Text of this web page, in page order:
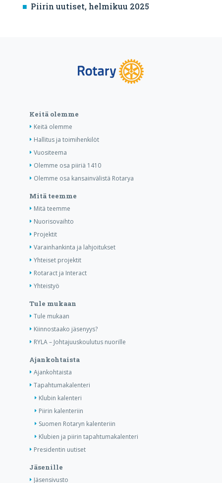
Piirin uutiset, helmikuu 2025
Keitä olemme
Keitä olemme
Hallitus ja toimihenkilöt
Vuositeema
Olemme osa piiriä 1410
Olemme osa kansainvälistä Rotarya
Mitä teemme
Mitä teemme
Nuorisovaihto
Projektit
Varainhankinta ja lahjoitukset
Yhteiset projektit
Rotaract ja Interact
Yhteistyö
Tule mukaan
Tule mukaan
Kiinnostaako jäsenyys?
RYLA – Johtajuuskoulutus nuorille
Ajankohtaista
Ajankohtaista
Tapahtumakalenteri
Klubin kalenteri
Piirin kalenteriin
Suomen Rotaryn kalenteriin
Klubien ja piirin tapahtumakalenteri
Presidentin uutiset
Jäsenille
Jäsensivusto